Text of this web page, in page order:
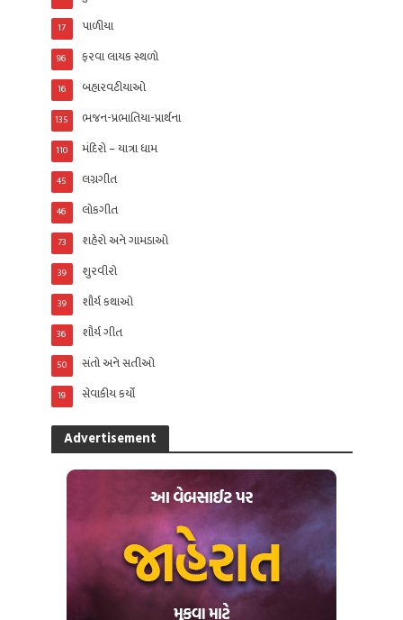
પાળીયા
17
ફરવા લાયક સ્થળો
96
બહારવટીયાઓ
16
ભજન-પ્રભાતિયા-પ્રાર્થના
135
મંદિરો – યાત્રા ધામ
110
લગ્નગીત
45
લોકગીત
46
શહેરો અને ગામડાઓ
73
શુરવીરો
39
શૌર્ય કથાઓ
39
શૌર્ય ગીત
36
સંતો અને સતીઓ
50
સેવાકીય કર્યો
19
Advertisement